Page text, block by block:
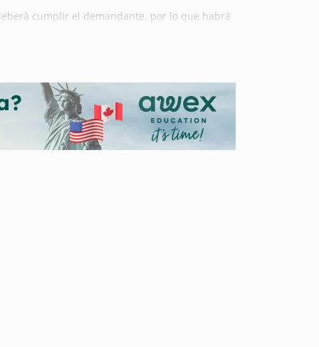
cumplir el demandante, por lo que habrá
uno de los principales instrumentos
acceso a los diferentes niveles educativos.
cuáles son las becas de las